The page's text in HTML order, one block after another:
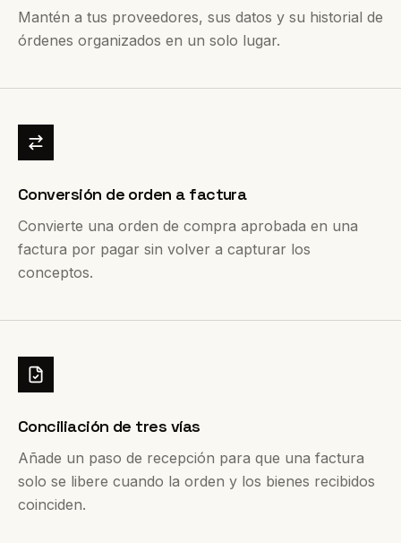
Mantén a tus proveedores, sus datos y su historial de
órdenes organizados en un solo lugar.
Conversión de orden a factura
Convierte una orden de compra aprobada en una
factura por pagar sin volver a capturar los
conceptos.
Conciliación de tres vías
Añade un paso de recepción para que una factura
solo se libere cuando la orden y los bienes recibidos
coinciden.